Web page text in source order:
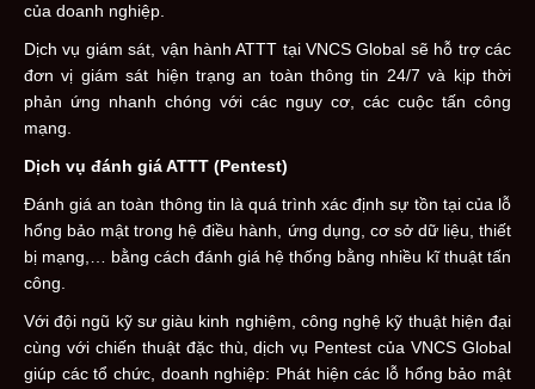
của doanh nghiệp.
Dịch vụ giám sát, vận hành ATTT tại VNCS Global sẽ hỗ trợ các
đơn vị giám sát hiện trạng an toàn thông tin 24/7 và kịp thời
phản ứng nhanh chóng với các nguy cơ, các cuộc tấn công
mạng.
Dịch vụ đánh giá ATTT (Pentest)
Đánh giá an toàn thông tin là quá trình xác định sự tồn tại của lỗ
hổng bảo mật trong hệ điều hành, ứng dụng, cơ sở dữ liệu, thiết
bị mạng,… bằng cách đánh giá hệ thống bằng nhiều kĩ thuật tấn
công.
Với đội ngũ kỹ sư giàu kinh nghiệm, công nghệ kỹ thuật hiện đại
cùng với chiến thuật đặc thù, dịch vụ Pentest của VNCS Global
giúp các tổ chức, doanh nghiệp: Phát hiện các lỗ hổng bảo mật